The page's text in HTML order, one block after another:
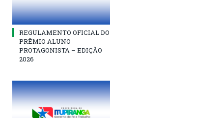
REGULAMENTO OFICIAL DO
PRÊMIO ALUNO
PROTAGONISTA – EDIÇÃO
2026